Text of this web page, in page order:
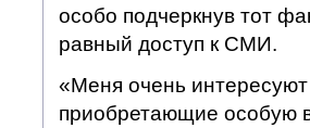
особо подчеркнув тот
равный доступ к СМИ.
«Меня очень
приобретающие особую